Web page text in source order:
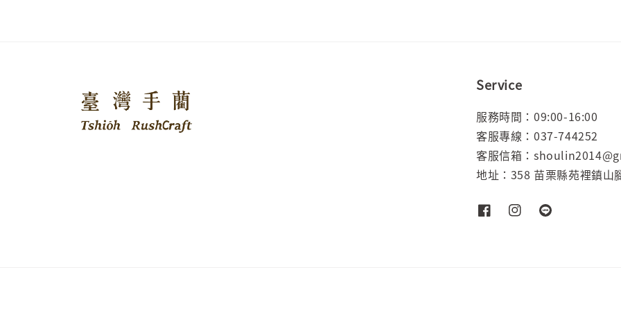
Service
服務時間：09:00-16:00
客服專線：037-744252
客服信箱：
地址：358 苗栗縣苑裡鎮山